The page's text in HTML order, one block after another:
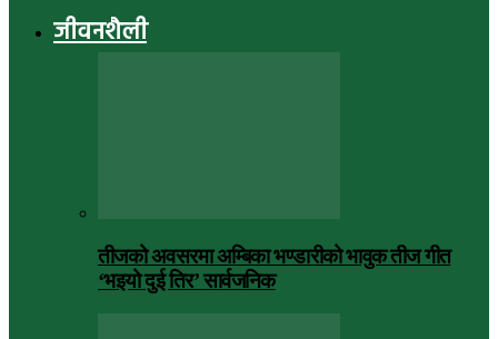
जीवनशैली
तीजको अवसरमा अम्बिका भण्डारीको भावुक तीज गीत
‘भइयो दुई तिर’ सार्वजनिक